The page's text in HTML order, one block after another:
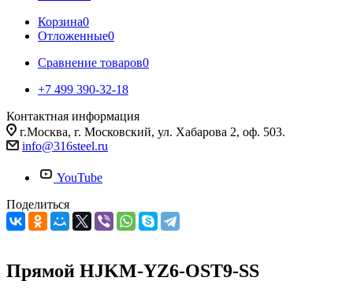
Корзина0
Отложенные0
Сравнение товаров0
+7 499 390-32-18
Контактная информация
г.Москва, г. Московский, ул. Хабарова 2, оф. 503.
info@316steel.ru
YouTube
Поделиться
Прямой HJKM-YZ6-OST9-SS